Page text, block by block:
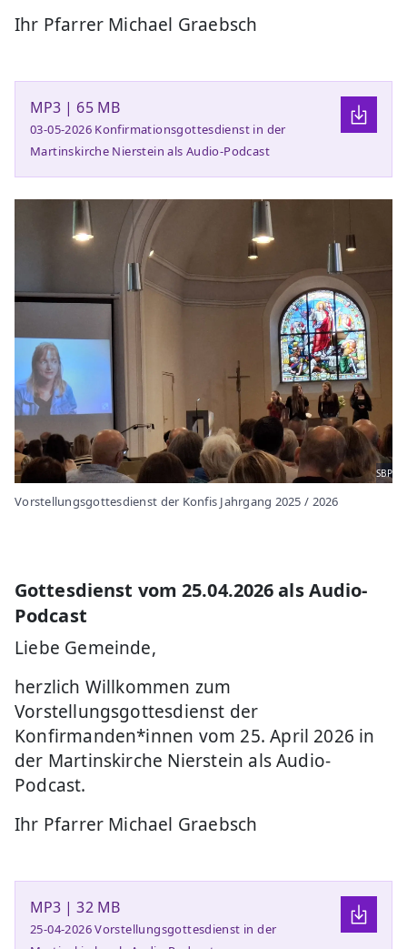
Ihr Pfarrer Michael Graebsch
MP3 | 65 MB
03-05-2026 Konfirmationsgottesdienst in der
Martinskirche Nierstein als Audio-Podcast
SBP
Vorstellungsgottesdienst der Konfis Jahrgang 2025 / 2026
Gottesdienst vom 25.04.2026 als Audio-
Podcast
Liebe Gemeinde,
herzlich Willkommen zum
Vorstellungsgottesdienst der
Konfirmanden*innen vom 25. April 2026 in
der Martinskirche Nierstein als Audio-
Podcast.
Ihr Pfarrer Michael Graebsch
MP3 | 32 MB
25-04-2026 Vorstellungsgottesdienst in der